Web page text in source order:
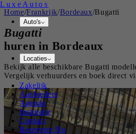
Luxe Autos
Auto's
Locaties
Zakelijk
Aanbieders
Agenda
Inspiratie
Contact
Reserveer Nu
Home/Frankrijk/Bordeaux/Bugatti
Bugatti
huren in Bordeaux
Bekijk alle beschikbareBugatti
Vergelijk verhuurders en boek direct